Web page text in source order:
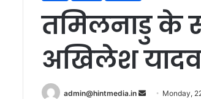
तमिलनाडु के
अखिलेश
admin@hintmedia.in
Send Monday,